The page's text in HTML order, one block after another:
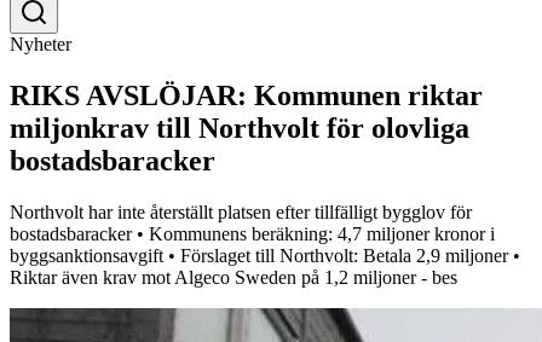
Nyheter
RIKS AVSLÖJAR: Kommunen riktar
miljonkrav till Northvolt för olovliga
bostadsbaracker
Northvolt har inte återställt platsen efter tillfälligt bygglov för
bostadsbaracker • Kommunens beräkning: 4,7 miljoner kronor i
byggsanktionsavgift • Förslaget till Northvolt: Betala 2,9 miljoner •
Riktar även krav mot Algeco Sweden på 1,2 miljoner - bes